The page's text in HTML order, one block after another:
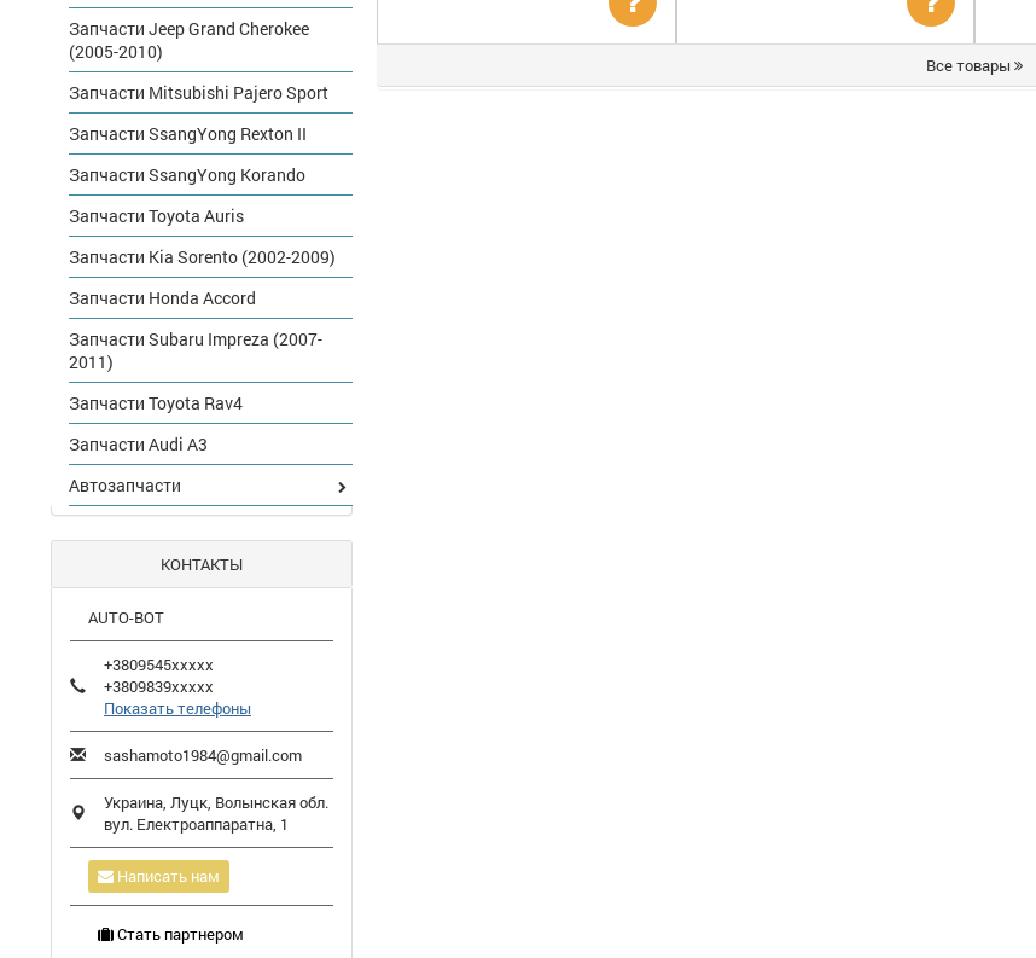
Уточнить
цену
цену
Все товары
Запчасти Jeep Grand Cherokee
(2005-2010)
Запчасти Mitsubishi Pajero Sport
Запчасти SsangYong Rexton II
Запчасти SsangYong Korando
Запчасти Toyota Auris
Запчасти Kia Sorento (2002-2009)
Запчасти Honda Accord
Запчасти Subaru Impreza (2007-
2011)
Запчасти Toyota Rav4
Запчасти Audi A3
Автозапчасти
КОНТАКТЫ
AUTO-BOT
+3809545xxxxx
+3809839xxxxx
Показать телефоны
sashamoto1984@gmail.com
Украина, Луцк, Волынская обл.
вул. Електроаппаратна, 1
Написать нам
Стать партнером